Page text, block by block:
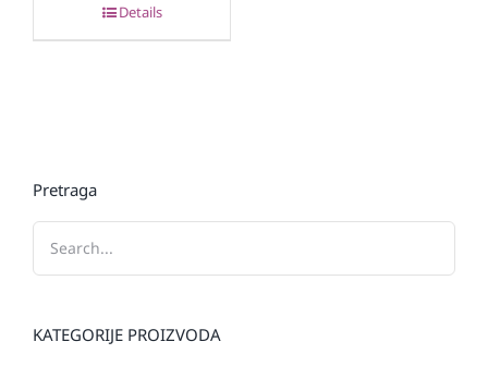
Details
Pretraga
KATEGORIJE PROIZVODA